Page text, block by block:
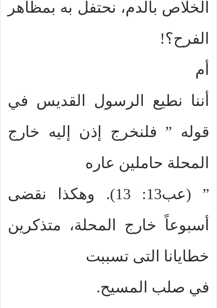
الخلاص بالدم، نحتفل به بمظاهر
الفرح؟!
أم
أننا نطيع الرسول القديس في
قوله ” فلنخرج إذن إليه خارج
المحلة حاملين عاره
” (عب13: 13). وهكذا نقضى
أسبوعاً خارج المحلة، متذكرين
خطايانا التى تسببت
في صلب المسيح.